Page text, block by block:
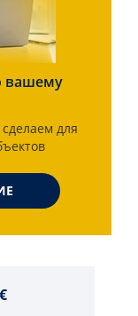
вашему
для